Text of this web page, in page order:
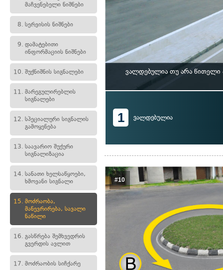
მაჩვენებელი ნიშნები
8. სერვისის ნიშნები
9. დამატებითი
ინფორმაციის ნიშნები
10. შუქნიშნის სიგნალები
11. მარეგულირებლის
სიგნალები
12. სპეციალური სიგნალის
გამოყენება
13. საავარიო შუქური
სიგნალიზაცია
14. სანათი ხელსაწყოები,
ხმოვანი სიგნალი
15. მოძრაობა,
მანევრირება, სავალი
ნაწილი
16. გასწრება შემხვედრის
გვერდის ავლით
17. მოძრაობის სიჩქარე
ვალდებულია თუ არა წითელი
1 ვალდებულია
#10